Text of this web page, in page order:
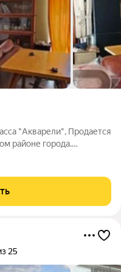
"Акварели", Продается
районе города.
количество света в
ремонт из
25